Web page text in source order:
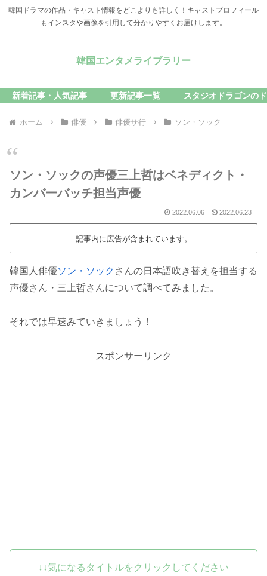
韓国ドラマの作品・キャスト情報をどこよりも詳しく！キャストプロフィール
もインスタや画像を引用して分かりやすくお届けします。
韓国エンタメライブラリー
新着記事・人気記事 更新記事一覧 スタジオドラゴンの
ホーム 俳優 俳優サ行 ソン・ソック
ソン・ソックの声優三上哲はベネディクト・
カンバーバッチ担当声優
2022.06.06 2022.06.23
記事内に広告が含まれています。
韓国人俳優ソン・ソック さんの日本語吹き替えを担当する
声優さん・三上哲さんについて調べてみました。
それでは早速みていきましょう！
スポンサーリンク
↓↓気になるタイトルをクリックしてください